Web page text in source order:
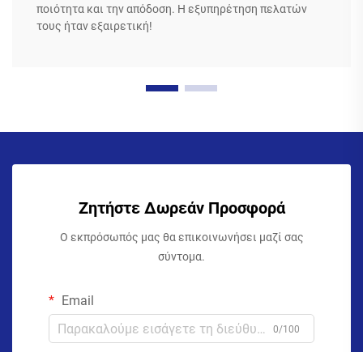
ποιότητα και την απόδοση. Η εξυπηρέτηση πελατών
τους ήταν εξαιρετική!
Ζητήστε Δωρεάν Προσφορά
Ο εκπρόσωπός μας θα επικοινωνήσει μαζί σας
σύντομα.
Email
0/100